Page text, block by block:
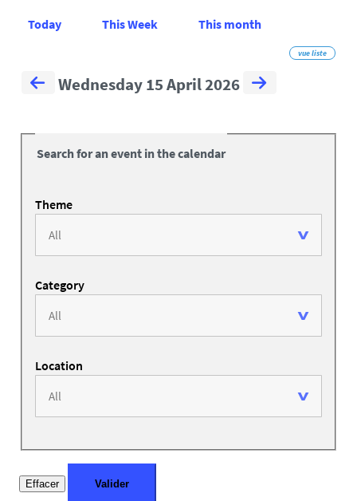
Today This Week This month
vue liste
Wednesday 15 April 2026
Search for an event in the calendar
Theme
Category
Location